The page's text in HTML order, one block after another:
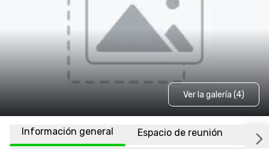
Ver la galería (4)
Información general Espacio de reunión